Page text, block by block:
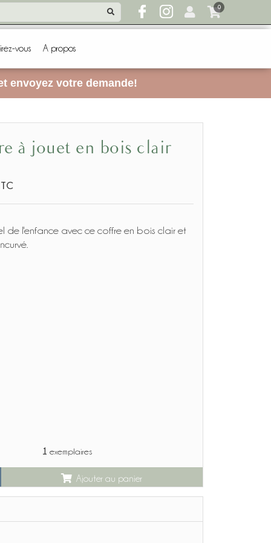
0
vous A propos
envoyez votre demande!
à jouet en bois clair
de l'enfance avec ce coffre en bois clair et
1 exemplaires
Ajouter au panier